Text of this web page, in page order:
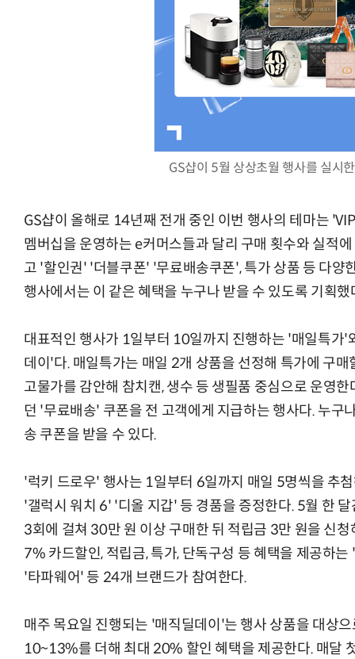
GS샵이 5월 상상초월 행사를 실시
GS샵이 올해로 14년째 전개 중인 이번 행사의 테마는
멤버십을 운영하는 e커머스들과 달리 구매 횟수와 실적
고 '할인권' '더블쿠폰' '무료배송쿠폰', 특가 상품 등 다양
행사에서는 이 같은 혜택을 누구나 받을 수 있도록 기획했
대표적인 행사가 1일부터 10일까지 진행하는 '매일특가
데이'다. 매일특가는 매일 2개 상품을 선정해 특가에 구
고물가를 감안해 참치캔, 생수 등 생필품 중심으로 운영
던 '무료배송' 쿠폰을 전 고객에게 지급하는 행사다. 누구
송 쿠폰을 받을 수 있다.
'럭키 드로우' 행사는 1일부터 6일까지 매일 5명씩을 추
'갤럭시 워치 6' '디올 지갑' 등 경품을 증정한다. 5월 한
3회에 걸쳐 30만 원 이상 구매한 뒤 적립금 3만 원을 신
7% 카드할인, 적립금, 특가, 단독구성 등 혜택을 제공하
'타파웨어' 등 24개 브랜드가 참여한다.
매주 목요일 진행되는 '매직딜데이'는 행사 상품을 대상
10~13%를 더해 최대 20% 할인 혜택을 제공한다. 매달
AI Native Enterprise를 지원하는 AI Ready Data